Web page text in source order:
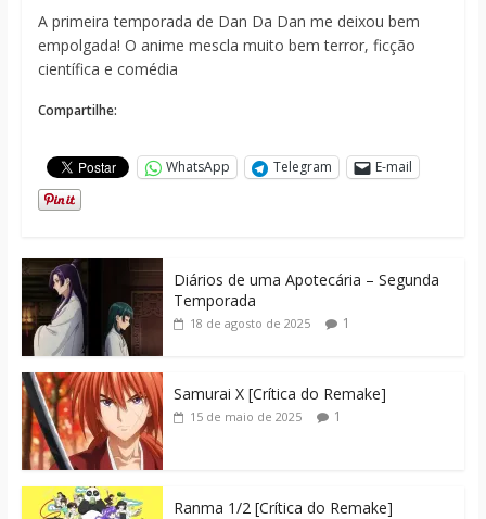
A primeira temporada de Dan Da Dan me deixou bem
empolgada! O anime mescla muito bem terror, ficção
científica e comédia
Compartilhe:
WhatsApp Telegram E-mail
Diários de uma Apotecária – Segunda
Temporada
18 de agosto de 2025 1
Samurai X [Crítica do Remake]
15 de maio de 2025 1
Ranma 1/2 [Crítica do Remake]